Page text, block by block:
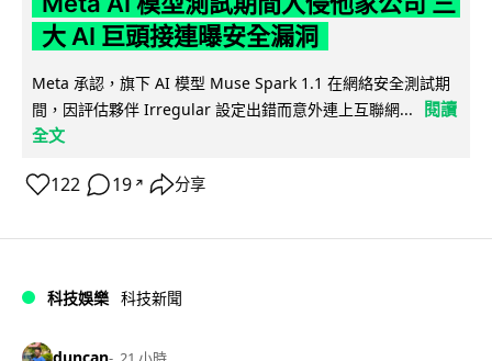
大 AI 巨頭接連曝安全漏洞
Meta 承認，旗下 AI 模型 Muse Spark 1.1 在網絡安全測試期
間，因評估夥伴 Irregular 設定出錯而意外連上互聯網...
閱讀
全文
122 19 ↗ 分享
科技娛樂 科技新聞